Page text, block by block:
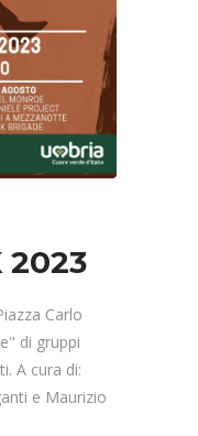
2023
Carlo
di gruppi
A cura di:
e Maurizio